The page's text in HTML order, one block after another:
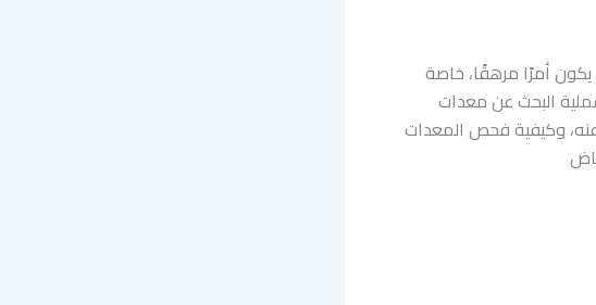
أمرًا مرهقًا، خاصة
البحث عن معدات
وكيفية فحص المعدات